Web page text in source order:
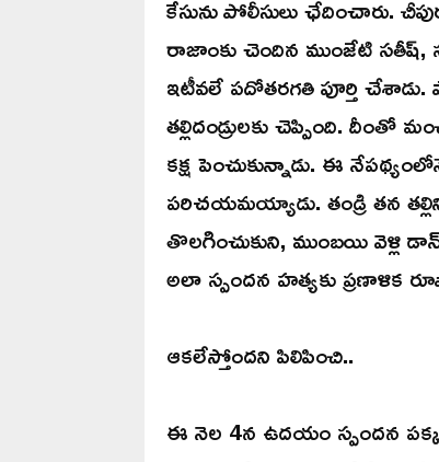
కేసును పోలీసులు ఛేదించారు.
రాజాంకు చెందిన ముంజేటి సతీష్,
ఇటీవలే పదోతరగతి పూర్తి
తల్లిదండ్రులకు చెప్పింది. దీంతో
కక్ష పెంచుకున్నాడు. ఈ
పరిచయమయ్యాడు. తండ్రి తన
తొలగించుకుని, ముంబయి వెళ్లి
అలా స్పందన హత్యకు ప్రణాళిక
ఆకలేస్తోందని పిలిపించి..
ఈ నెల 4న ఉదయం స్పందన పక్క